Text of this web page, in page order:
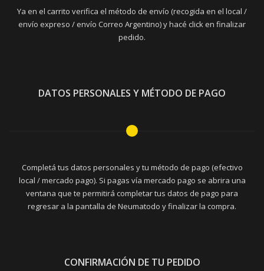
Ya en el carrito verifica el método de envío (recogida en el local /
envío expreso / envío Correo Argentino) y hacé click en finalizar
pedido.
DATOS PERSONALES Y MÉTODO DE PAGO
Completá tus datos personales y tu método de pago (efectivo
local / mercado pago). Si pagas vía mercado pago se abrira una
ventana que te permitirá completar tus datos de pago para
regresar a la pantalla de Neumatodo y finalizar la compra.
CONFIRMACIÓN DE TU PEDIDO